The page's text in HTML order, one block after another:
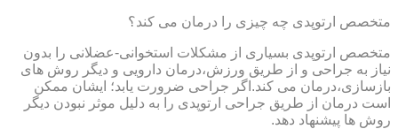
متخصص ارتوپدی چه چیزی را درمان می کند؟
متخصص ارتوپدی بسیاری از مشکلات استخوانی-عضلانی را بدون
نیاز به جراحی و از طریق ورزش،درمان دارویی و دیگر روش های
بازسازی،درمان می کند.اگر جراحی ضرورت یابد؛ ایشان ممکن
است درمان از طریق جراحی ارتوپدی را به دلیل موثر نبودن دیگر
روش ها پیشنهاد دهد.